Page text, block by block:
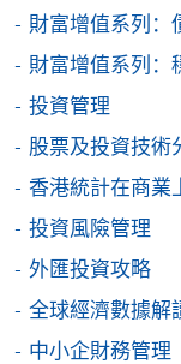
親身報名/郵遞
報讀新課程
凡以「先到
費以及所需
財富增值系列：
財富增值系列：
投資管理
股票及投資技術
香港統計在商業
投資風險管理
外匯投資攻略
全球經濟數據解
中小企財務管理